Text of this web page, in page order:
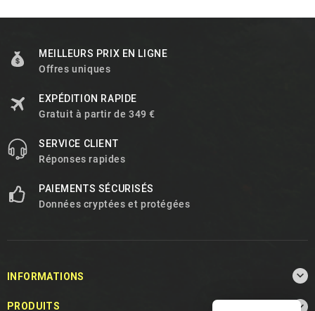
MEILLEURS PRIX EN LIGNE
Offres uniques
EXPÉDITION RAPIDE
Gratuit à partir de 349 €
SERVICE CLIENT
Réponses rapides
PAIEMENTS SÉCURISÉS
Données cryptées et protégées
INFORMATIONS 
PRODUITS 